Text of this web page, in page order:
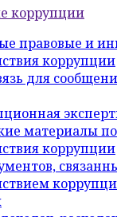
коррупции
правовые и
коррупции
для
материалы
коррупции